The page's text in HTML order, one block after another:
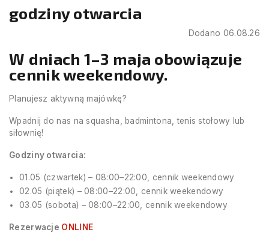
godziny otwarcia
Dodano 06.08.26
W dniach 1–3 maja obowiązuje
cennik weekendowy.
Planujesz aktywną majówkę?
Wpadnij do nas na squasha, badmintona, tenis stołowy lub
siłownię!
Godziny otwarcia:
01.05 (czwartek) – 08:00–22:00, cennik weekendowy
02.05 (piątek) – 08:00–22:00, cennik weekendowy
03.05 (sobota) – 08:00–22:00, cennik weekendowy
Rezerwacje ONLINE